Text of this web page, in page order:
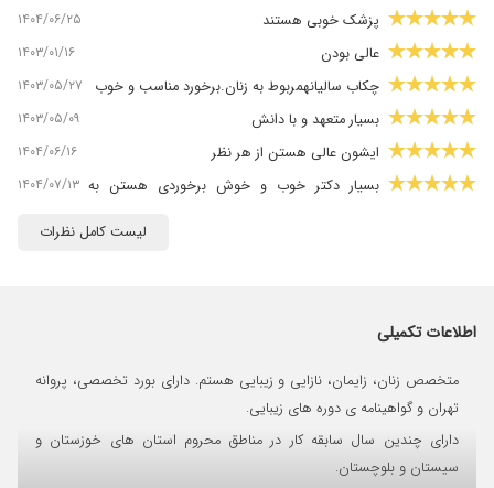
پزشک خوبی هستند ۱۴۰۴/۰۶/۲۵
عالی بودن ۱۴۰۳/۰۱/۱۶
چکاب سالیانهمربوط به زنان.برخورد مناسب و خوب ۱۴۰۳/۰۵/۲۷
بسیار متعهد و با دانش ۱۴۰۳/۰۵/۰۹
ایشون عالی هستن از هر نظر ۱۴۰۴/۰۶/۱۶
بسیار دکتر خوب و خوش برخوردی هستن به ۱۴۰۴/۰۷/۱۳
بارداری و زایمان پیش ایشون میرفتم بهترین دکتر
مهربونترین متعهدترین دکتر نسبت به بیماراشون
خوش اخلاق ترین وتشخیصشون عالی دکتر
بینظیری هستند
۱۴۰۴/۱۰/۱۶
لیست کامل نظرات
اطلاعات تکمیلی
متخصص زنان، زایمان، نازایی و زیبایی هستم. دارای بورد تخصصی، پروانه
تهران و گواهینامه ی دوره های زیبایی.
دارای چندین سال سابقه کار در مناطق محروم استان های خوزستان و
سیستان و بلوچستان.